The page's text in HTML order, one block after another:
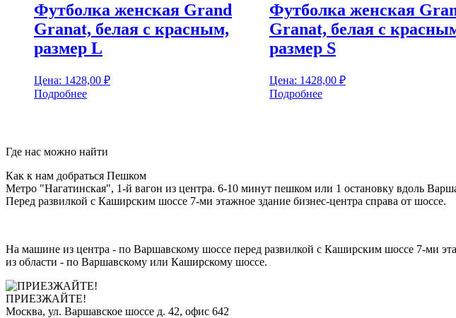
Футболка женская Grand
Granat, белая с красным,
размер L
Цена: 1428,00 ₽
Подробнее
Футболка женская
Granat, белая с
размер S
Цена: 1428,00 ₽
Подробнее
Где нас можно найти
Как к нам добраться Пешком
Метро "Нагатинская", 1-й вагон из центра. 6-10 минут пешком или 1 остановку вдоль
Перед развилкой с Каширским шоссе 7-ми этажное здание бизнес-центра справа от шоссе.
На машине из центра - по Варшавскому шоссе перед развилкой с Каширским шоссе 7-ми
из области - по Варшавскому или Каширскому шоссе.
ПРИЕЗЖАЙТЕ!
Москва, ул. Варшавское шоссе д. 42, офис 642